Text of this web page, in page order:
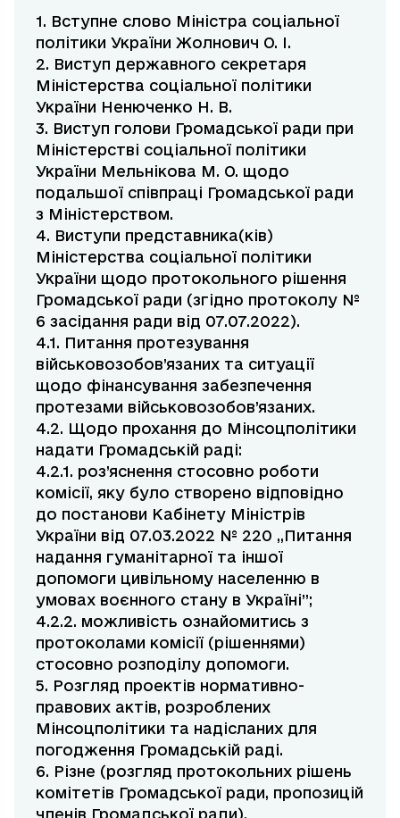
1. Вступне слово Міністра соціальної
політики України Жолнович О. І.
2. Виступ державного секретаря
Міністерства соціальної політики
України Ненюченко Н. В.
3. Виступ голови Громадської ради при
Міністерстві соціальної політики
України Мельнікова М. О. щодо
подальшої співпраці Громадської ради
з Міністерством.
4. Виступи представника(ків)
Міністерства соціальної політики
України щодо протокольного рішення
Громадської ради (згідно протоколу №
6 засідання ради від 07.07.2022).
4.1. Питання протезування
військовозобов’язаних та ситуації
щодо фінансування забезпечення
протезами військовозобов’язаних.
4.2. Щодо прохання до Мінсоцполітики
надати Громадській раді:
4.2.1. роз’яснення стосовно роботи
комісії, яку було створено відповідно
до постанови Кабінету Міністрів
України від 07.03.2022 № 220 ,,Питання
надання гуманітарної та іншої
допомоги цивільному населенню в
умовах воєнного стану в Україні”;
4.2.2. можливість ознайомитись з
протоколами комісії (рішеннями)
стосовно розподілу допомоги.
5. Розгляд проектів нормативно-
правових актів, розроблених
Мінсоцполітики та надісланих для
погодження Громадській раді.
6. Різне (розгляд протокольних рішень
комітетів Громадської ради, пропозицій
членів Громадської ради).